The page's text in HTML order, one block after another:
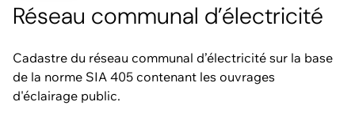
Réseau communal d’électricité
Cadastre du réseau communal d’électricité sur la base
de la norme SIA 405 contenant les ouvrages
d'éclairage public.